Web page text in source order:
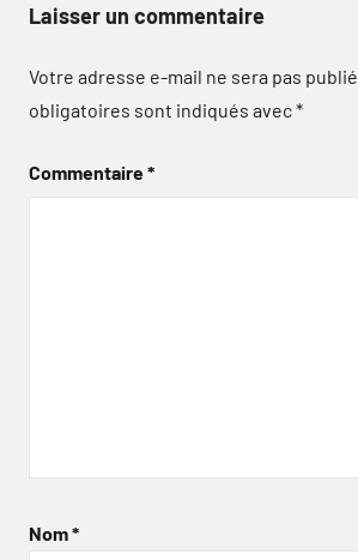
Laisser un commentaire
Votre adresse e-mail ne sera pas
obligatoires sont indiqués avec*
Commentaire*
Nom*